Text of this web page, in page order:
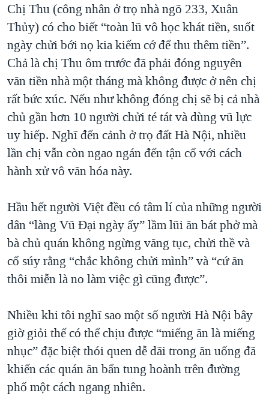
Chị Thu (công nhân ở trọ nhà ngõ 233, Xuân
Thủy) có cho biết “toàn lũ vô học khát tiền, suốt
ngày chửi bới nọ kia kiếm cớ để thu thêm tiền”.
Chả là chị Thu ôm trước đã phải đóng nguyên
văn tiền nhà một tháng mà không được ở nên chị
rất bức xúc. Nếu như không đóng chị sẽ bị cả nhà
chủ gần hơn 10 người chửi té tát và dùng vũ lực
uy hiếp. Nghĩ đến cảnh ở trọ đất Hà Nội, nhiều
lần chị vẫn còn ngao ngán đến tận cổ với cách
hành xử vô văn hóa này.
Hầu hết người Việt đều có tâm lí của những người
dân “làng Vũ Đại ngày ấy” lầm lũi ăn bát phở mà
bà chủ quán không ngừng văng tục, chửi thề và
cổ súy rằng “chắc không chửi mình” và “cứ ăn
thôi miễn là no làm việc gì cũng được”.
Nhiều khi tôi nghĩ sao một số người Hà Nội bây
giờ giỏi thế có thể chịu được “miếng ăn là miếng
nhục” đặc biệt thói quen dễ dãi trong ăn uống đã
khiến các quán ăn bẩn tung hoành trên đường
phố một cách ngang nhiên.